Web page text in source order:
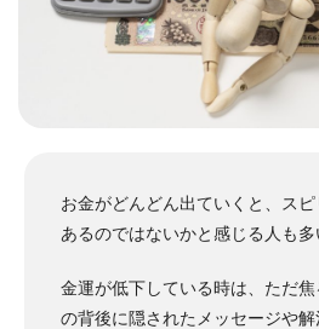
お金がどんどん出ていくと、ス
あるのではないかと感じる人も多
金運が低下している時は、ただ
の背後に隠されたメッセージや